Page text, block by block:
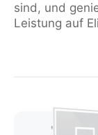
sind, und
Leistung auf